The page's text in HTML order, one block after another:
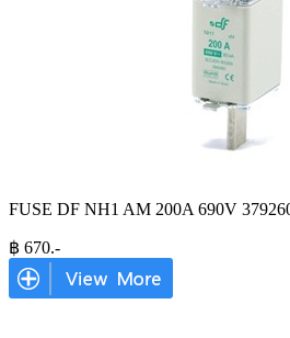
FUSE DF NH1 AM 200A 690V
฿ 670.-